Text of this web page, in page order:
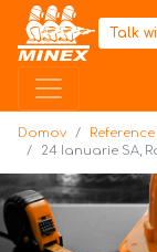
Talk
Domov
Reference
24 Ianuarie SA,